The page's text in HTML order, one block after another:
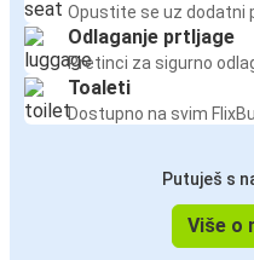
Opustite se uz dodatni
Odlaganje prtljage
Pretinci za sigurno
Toaleti
Dostupno na svim
Putuješ s
Više o